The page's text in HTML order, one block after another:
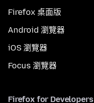
Firefox 桌面版
Android 瀏覽器
iOS 瀏覽器
Focus 瀏覽器
Firefox for Developers